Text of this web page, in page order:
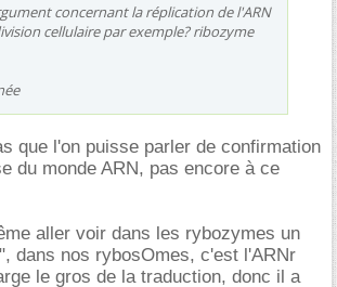
concernant la réplication de l'ARN
cellulaire par exemple? ribozyme
que l'on puisse parler de confirmation
du monde ARN, pas encore à ce
aller voir dans les rybozymes un
dans nos rybosOmes, c'est l'ARNr
le gros de la traduction, donc il a